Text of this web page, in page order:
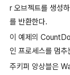
r 오브젝트를 생성
를 반환한다.
이 예제의
인 프로세스를 멈
주키퍼 앙상블은